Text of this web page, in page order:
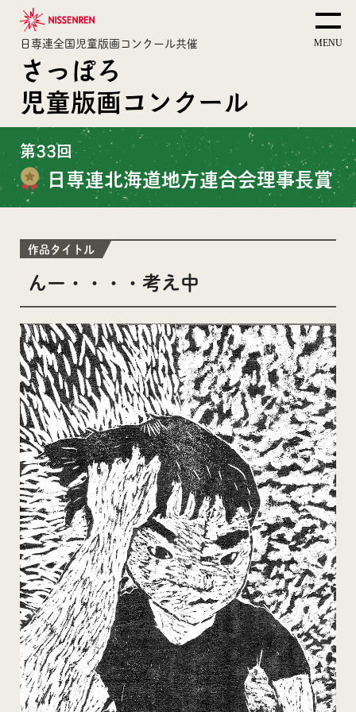
日専連全国児童版画コンクール共催
さっぽろ
児童版画コンクール
第33回
日専連北海道地方連合会理事長賞
作品タイトル
んー・・・・考え中